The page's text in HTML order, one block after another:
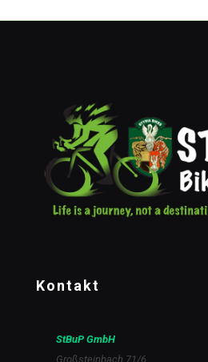
Kontakt
StBuP GmbH
Großsteinbach 71/6